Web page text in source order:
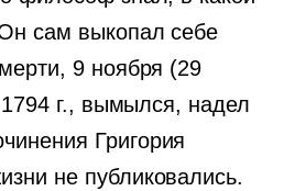
сам выкопал себе
9 ноября (29
1794 г., вымылся, надел
Григория
не публиковались.